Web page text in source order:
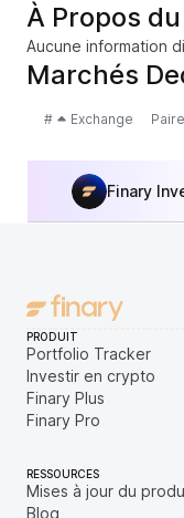
À Propos
Aucune information
Marchés
# Exchange Paire
Finary
PRODUIT
Portfolio Tracker
Investir en crypto
Finary Plus
Finary Pro
RESSOURCES
Mises à jour du
Blog